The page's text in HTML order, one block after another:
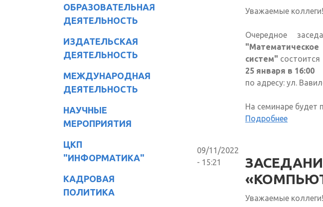
ОБРАЗОВАТЕЛЬНАЯ
ДЕЯТЕЛЬНОСТЬ
ИЗДАТЕЛЬСКАЯ
ДЕЯТЕЛЬНОСТЬ
МЕЖДУНАРОДНАЯ
ДЕЯТЕЛЬНОСТЬ
НАУЧНЫЕ
МЕРОПРИЯТИЯ
ЦКП
"ИНФОРМАТИКА"
КАДРОВАЯ
ПОЛИТИКА
Уважаемые коллеги!
Очередное
систем" состоится
25 января в 16:00
по адресу: ул.
На семинаре будет
Подробнее
09/11/2022
- 15:21
Уважаемые коллеги!